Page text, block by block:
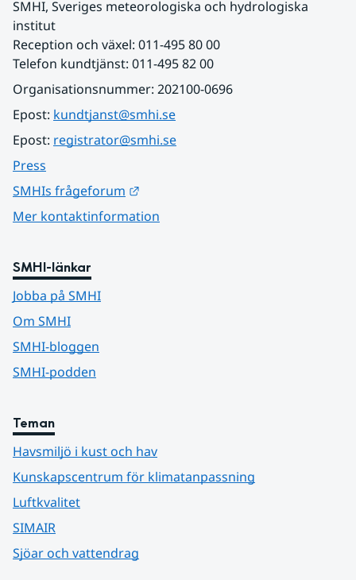
SMHI, Sveriges meteorologiska och hydrologiska
institut
Reception och växel: 011-495 80 00
Telefon kundtjänst: 011-495 82 00
Organisationsnummer: 202100-0696
Epost: kundtjanst@smhi.se
Epost: registrator@smhi.se
Press
SMHIs frågeforum
Mer kontaktinformation
SMHI-länkar
Jobba på SMHI
Om SMHI
SMHI-bloggen
SMHI-podden
Teman
Havsmiljö i kust och hav
Kunskapscentrum för klimatanpassning
Luftkvalitet
SIMAIR
Sjöar och vattendrag